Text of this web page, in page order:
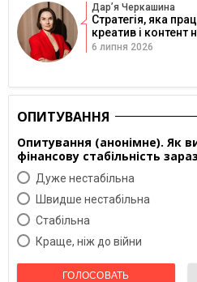
Дарʼя Черкашина
Стратегія, яка
креатив і контент
6 липня 2026
ОПИТУВАННЯ
Опитування (анонімне). Як
фінансову стабільність
Дуже нестабільна
Швидше нестабільна
Cтабільна
Краще, ніж до війни
ГОЛОСОВАТЬ